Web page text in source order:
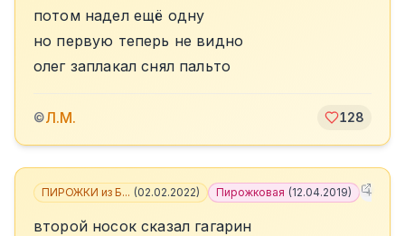
потом надел ещё одну
но первую теперь не видно
олег заплакал снял пальто
©Л.М. 128
ПИРОЖКИ из Б... (02.02.2022) Пирожковая (12.04.2019) +
второй носок сказал гагарин